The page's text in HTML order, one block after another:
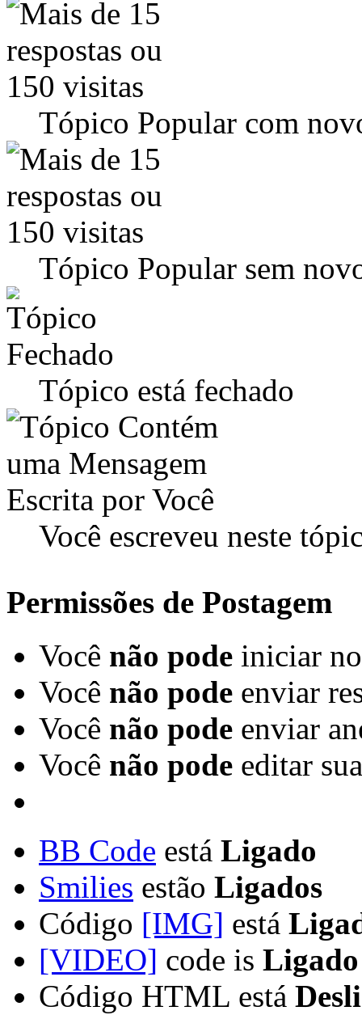
Tópico Popular com
Tópico Popular sem
Tópico está fechado
Você escreveu neste
Permissões de Postagem
Você não pode iniciar
Você não pode enviar
Você não pode enviar
Você não pode editar
BB Code está Ligado
Smilies estão Ligados
Código [IMG] está
[VIDEO] code is Ligado
Código HTML está